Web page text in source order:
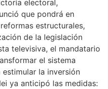
electoral,
que pondrá en
estructurales,
de la legislación
televisiva, el mandatario
el sistema
la inversión
ya anticipó las medidas: